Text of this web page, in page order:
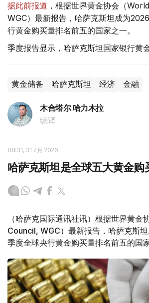
据此前报道 ，根据世界黄金协会（
WGC）最新报告，哈萨克斯坦成为
行黄金购买量排名前五的国家之一。
季度报告显示，哈萨克斯坦国家银行黄
黄金储备 哈萨克斯坦 经济 金融
木合塔尔 哈力木拉
编译
08:31, 31 7月 2026
哈萨克斯坦是全球五大黄金购
（哈萨克国际通讯社讯）根据世界黄
Council, WGC）最新报告，哈萨克斯
季度全球央行黄金购买量排名前五的国家